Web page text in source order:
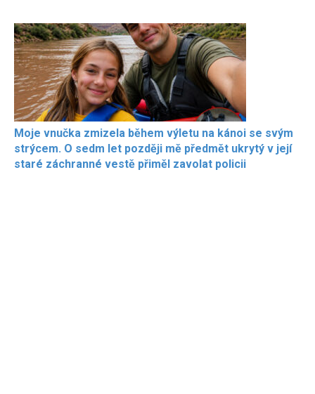
Moje vnučka zmizela během výletu na kánoi se svým
strýcem. O sedm let později mě předmět ukrytý v její
staré záchranné vestě přiměl zavolat policii